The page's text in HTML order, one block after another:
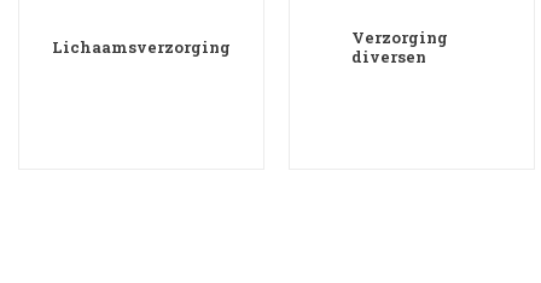
Lichaamsverzorging
Verzorging
diversen